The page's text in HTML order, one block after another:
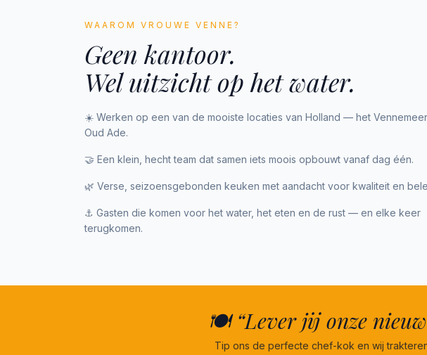
WAAROM VROUWE VENNE?
Geen kantoor.
Wel uitzicht op het water.
☀️ Werken op een van de mooiste locaties van Holland — het
Oud Ade.
🤝 Een klein, hecht team dat samen iets moois opbouwt vanaf dag één.
🌿 Verse, seizoensgebonden keuken met aandacht voor kwaliteit en
⚓ Gasten die komen voor het water, het eten en de rust — en elke keer
terugkomen.
🍽️ “Lever jij onze
Tip ons de perfecte chef-kok en wij